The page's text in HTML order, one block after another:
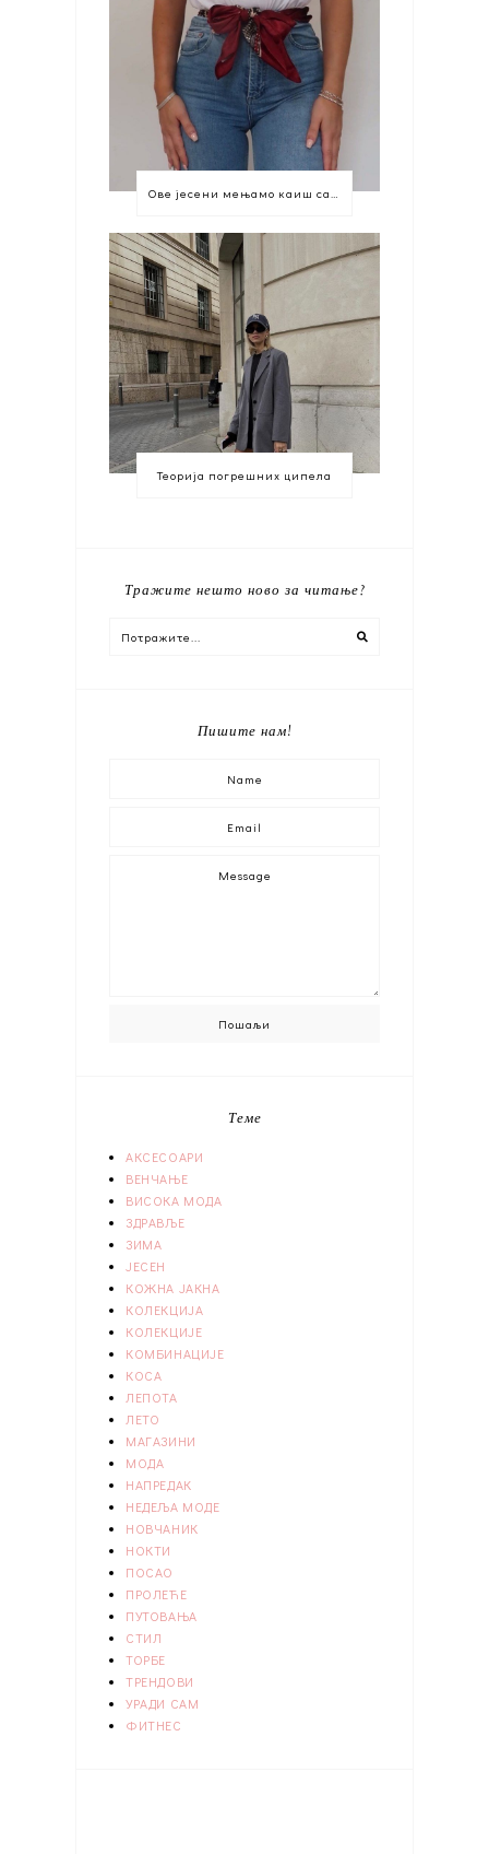
Теорија погрешних ципела
Тражите нешто ново за читање?
Пишите нам!
Теме
АКСЕСОАРИ
ВЕНЧАЊЕ
ВИСОКА МОДА
ЗДРАВЉЕ
ЗИМА
ЈЕСЕН
КОЖНА ЈАКНА
КОЛЕКЦИЈА
КОЛЕКЦИЈЕ
КОМБИНАЦИЈЕ
КОСА
ЛЕПОТА
ЛЕТО
МАГАЗИНИ
МОДА
НАПРЕДАК
НЕДЕЉА МОДЕ
НОВЧАНИК
НОКТИ
ПОСАО
ПРОЛЕЋЕ
ПУТОВАЊА
СТИЛ
ТОРБЕ
ТРЕНДОВИ
УРАДИ САМ
ФИТНЕС